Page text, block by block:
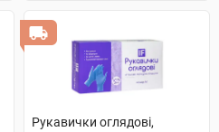
Рукавички оглядові,